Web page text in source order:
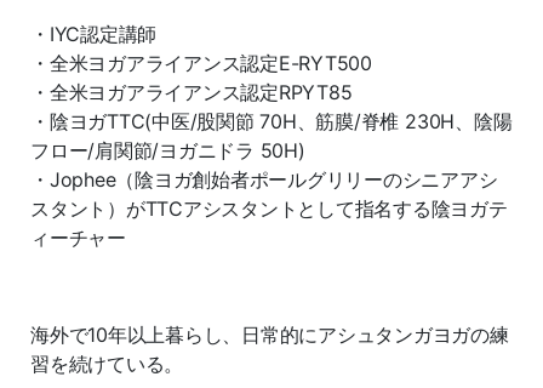
・IYC認定講師
・全米ヨガアライアンス認定E-RYT500
・全米ヨガアライアンス認定RPYT85
・陰ヨガTTC(中医/股関節 70H、筋膜/脊椎 230H、陰陽
フロー/肩関節/ヨガニドラ 50H)
・Jophee（陰ヨガ創始者ポールグリリーのシニアアシ
スタント）がTTCアシスタントとして指名する陰ヨガテ
ィーチャー
海外で10年以上暮らし、日常的にアシュタンガヨガの練
習を続けている。